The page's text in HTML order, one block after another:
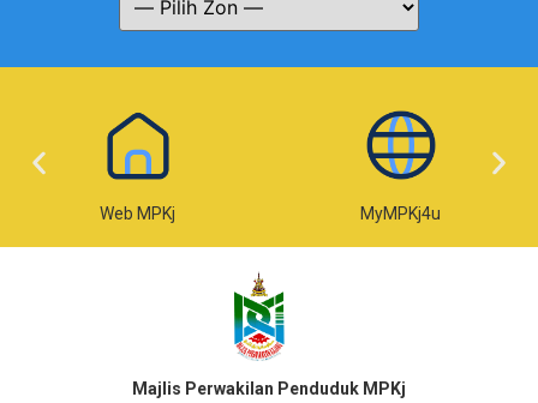
Web MPKj MyMPKj4u
Majlis Perwakilan Penduduk MPKj